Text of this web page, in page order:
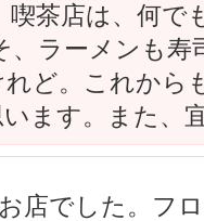
喫茶店は、何で
、ラーメンも
ど。これから
ます。また、
店でした。フ